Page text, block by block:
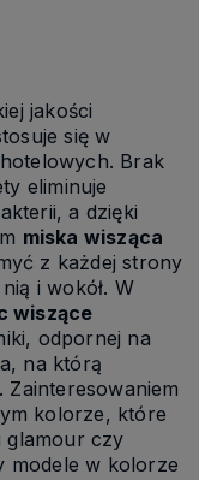
jakości
się w
Brak
eliminuje
a dzięki
miska wisząca
z każdej strony
i wokół. W
wiszące
odpornej na
na którą
kolorze, które
glamour czy
modele w kolorze